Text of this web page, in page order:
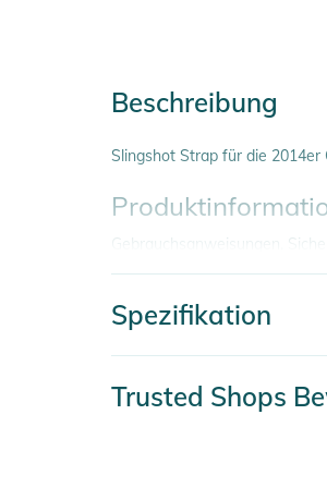
Beschreibung
Slingshot Strap für die 2014er
Gebrauchsanweisungen,
Spezifikation
Trusted Shops